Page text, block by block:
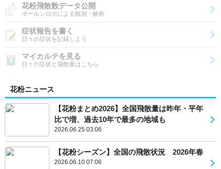
花粉飛散数データ公開
ポールンロボによる観測・解析
症状報告を書く
日々の症状を記録しよう
マイカルテを見る
日々の症状と飛散量はこちら
花粉ニュース
【花粉まとめ2026】全国飛散量は昨年・平年
比で増、過去10年で最多の地域も
2026.06.25 03:06
【花粉シーズン】全国の飛散状況 2026年春
2026.06.10 07:06